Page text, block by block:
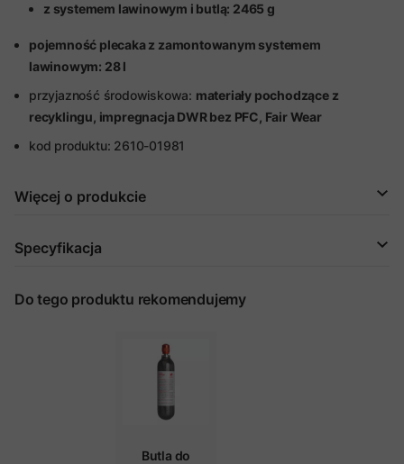
z systemem lawinowym i butlą: 2465 g
pojemność plecaka z zamontowanym systemem
lawinowym: 28 l
przyjazność środowiskowa: materiały pochodzące z
recyklingu, impregnacja DWR bez PFC, Fair Wear
kod produktu: 2610-01981
Więcej o produkcie
Specyfikacja
Do tego produktu rekomendujemy
Butla do